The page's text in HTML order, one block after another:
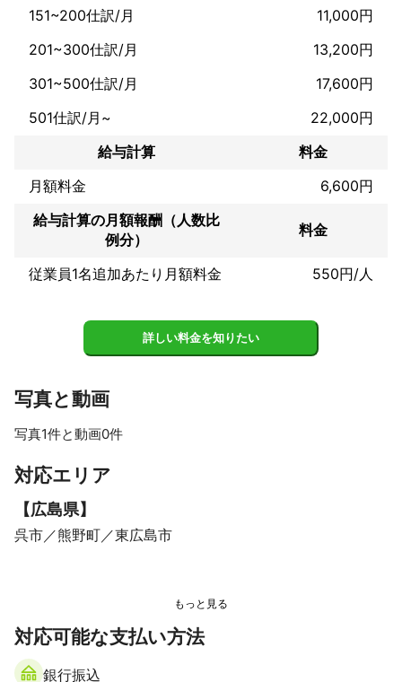
を受け評価もいただいております。
お客さまにとっても、私個人にとっても無駄なお金は使わないよ
う心がけています。
２，相続、贈与といった個人課税に強い
す。
お客さまの財産管理、お子さまやお孫さまへの最適な財産移転が
当事務所は呉線阿賀駅から徒歩3分のショッピングセンターあがプ
ラザの2階に事務所をもうけております。
近隣に市営の駐車場もありお車で来られても問題ありません。
151~200仕訳/月
11,000円
201~300仕訳/月
13,200円
301~500仕訳/月
17,600円
501仕訳/月~
22,000円
給与計算
料金
月額料金
6,600円
給与計算の月額報酬（人数比
例分）
料金
従業員1名追加あたり月額料金 550円/人
詳しい料金を知りたい
写真と動画
写真1件と動画0件
対応エリア
【広島県】
呉市 熊野町 東広島市
対応可能な支払い方法
銀行振込